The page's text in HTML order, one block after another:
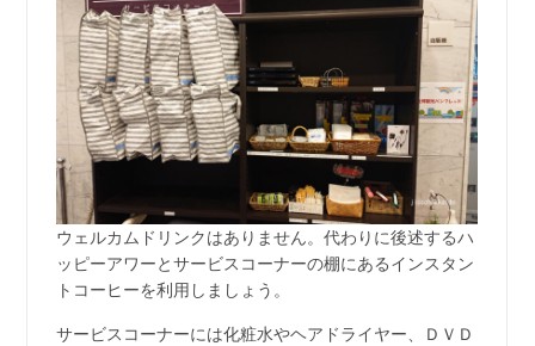
ウェルカムドリンクはありません。代わりに後述するハ
ッピーアワーとサービスコーナーの棚にあるインスタン
トコーヒーを利用しましょう。
サービスコーナーには化粧水やヘアドライヤー、ＤＶＤ